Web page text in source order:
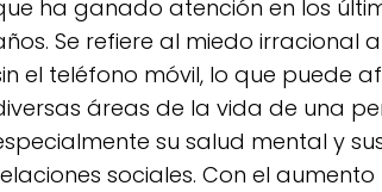
ha ganado atención en los
Se refiere al miedo irracional
el teléfono móvil, lo que puede
áreas de la vida de una
su salud mental y
sociales. Con el aumento